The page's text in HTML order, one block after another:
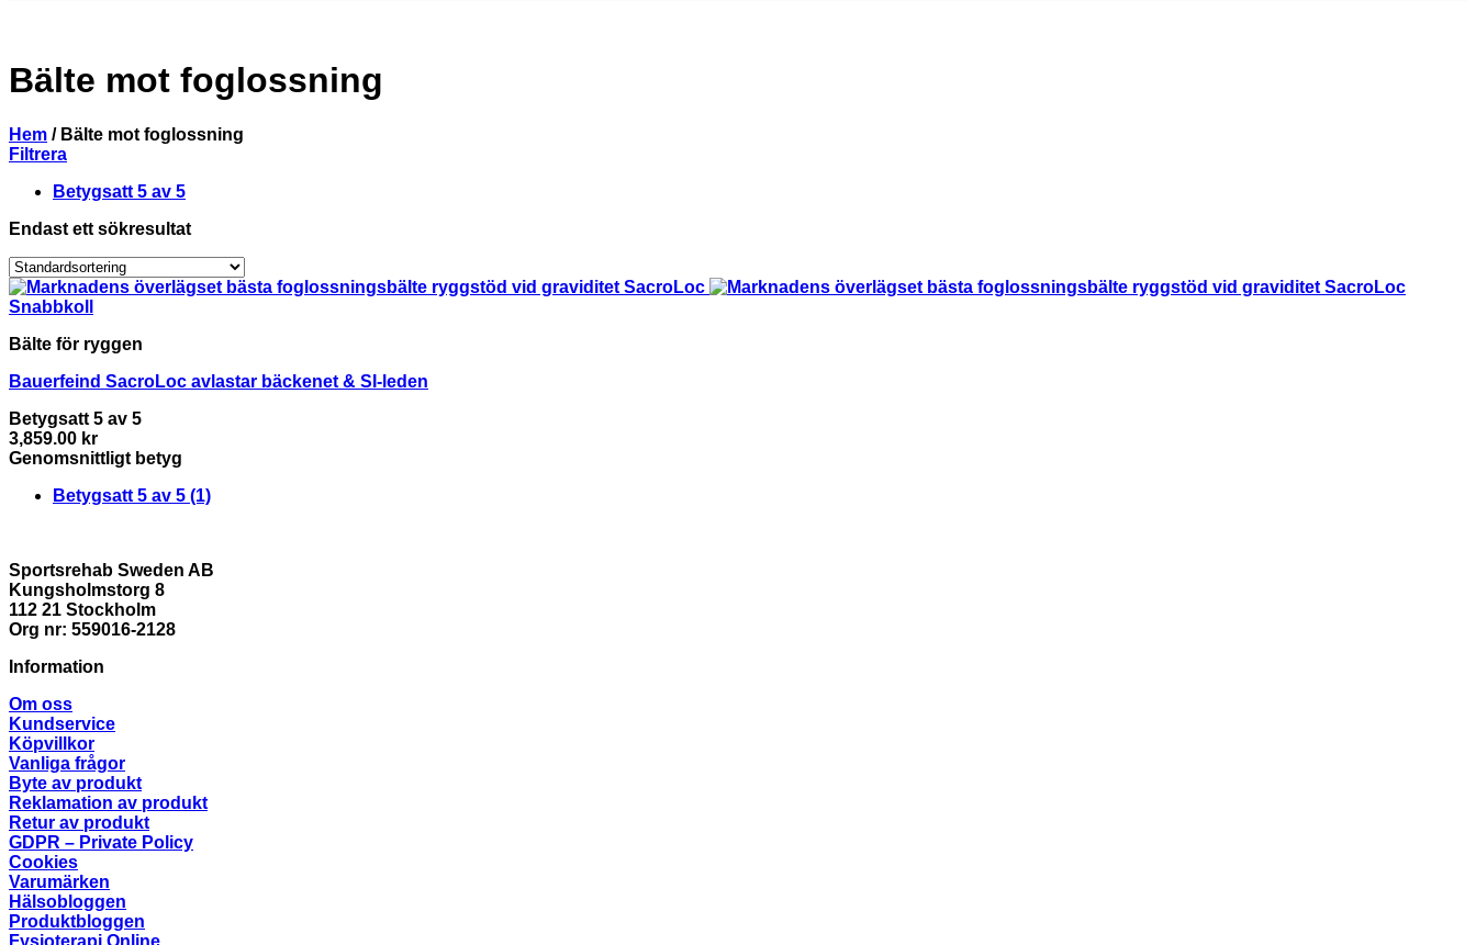
Bälte mot foglossning
Hem /Bälte mot foglossning
Filtrera
Betygsatt 5 av 5
Endast ett sökresultat
Snabbkoll
Bälte för ryggen
Bauerfeind SacroLoc avlastar bäckenet & SI-leden
Betygsatt 5 av 5
3,859.00 kr
Genomsnittligt betyg
Betygsatt 5 av 5 (1)
Sportsrehab Sweden AB
Kungsholmstorg 8
112 21 Stockholm
Org nr: 559016-2128
Information
Om oss
Kundservice
Köpvillkor
Vanliga frågor
Byte av produkt
Reklamation av produkt
Retur av produkt
GDPR – Private Policy
Cookies
Varumärken
Hälsobloggen
Produktbloggen
Fysioterapi Online